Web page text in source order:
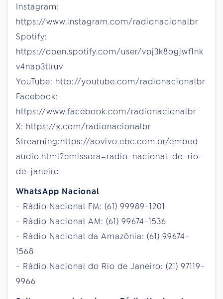
Instagram:
https://www.instagram.com/radionacionalbr
Spotify:
https://open.spotify.com/user/vpj3k8ogjwf1nk
v4nap3tlruv
YouTube: http://youtube.com/radionacionalbr
Facebook:
https://www.facebook.com/radionacionalbr
X: https://x.com/radionacionalbr
Streaming:https://aovivo.ebc.com.br/embed-
audio.html?emissora=radio-nacional-do-rio-
de-janeiro
WhatsApp Nacional
- Rádio Nacional FM: (61) 99989-1201
- Rádio Nacional AM: (61) 99674-1536
- Rádio Nacional da Amazônia: (61) 99674-
1568
- Rádio Nacional do Rio de Janeiro: (21) 97119-
9966